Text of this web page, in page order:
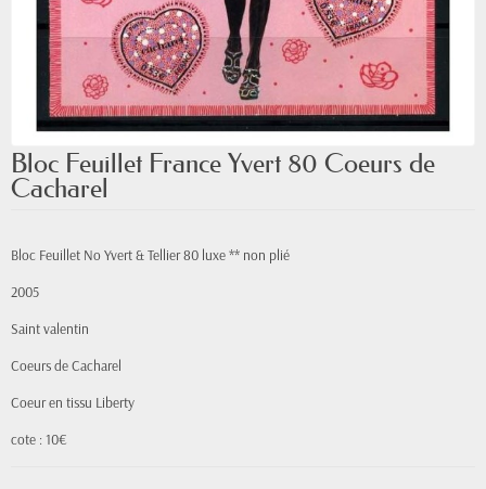
Bloc Feuillet France Yvert 80 Coeurs de
Cacharel
Bloc Feuillet No Yvert & Tellier 80 luxe ** non plié
2005
Saint valentin
Coeurs de Cacharel
Coeur en tissu Liberty
cote : 10€